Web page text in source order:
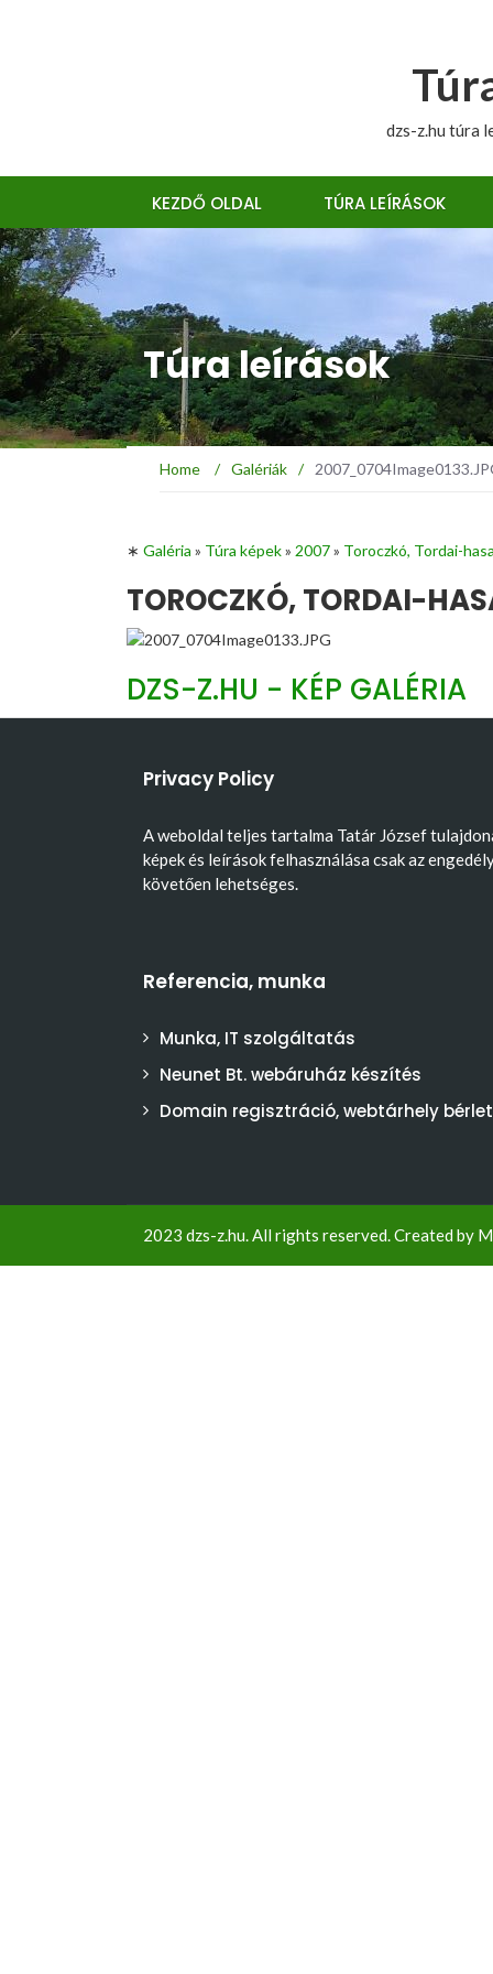
dzs-z.hu túra
KEZDŐ OLDAL TÚRA LEÍRÁSOK
Túra leírások
Home / Galériák /
∗ Galéria » Túra képek» 2007» Toroczkó, Tordai-
TOROCZKÓ, TORDAI-
DZS-Z.HU - KÉP GALÉRIA
Privacy Policy
A weboldal teljes tartalma Tatár József
képek és leírások felhasználása csak az
követően lehetséges.
Referencia, munka
Munka, IT szolgáltatás
Neunet Bt. webáruház készítés
Domain regisztráció, webtárhely bérlet
2023 dzs-z.hu. All rights reserved. Created by